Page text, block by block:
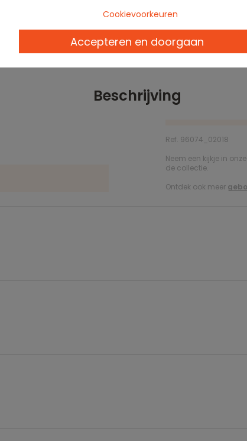
Beschrijving
Ref. 96074_02018
Neem een kijkje in
de collectie.
Ontdek ook meer
Cookievoorkeuren
Accepteren en doorgaan